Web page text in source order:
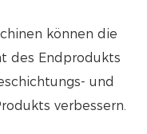
können die
des Endprodukts
und
verbessern.